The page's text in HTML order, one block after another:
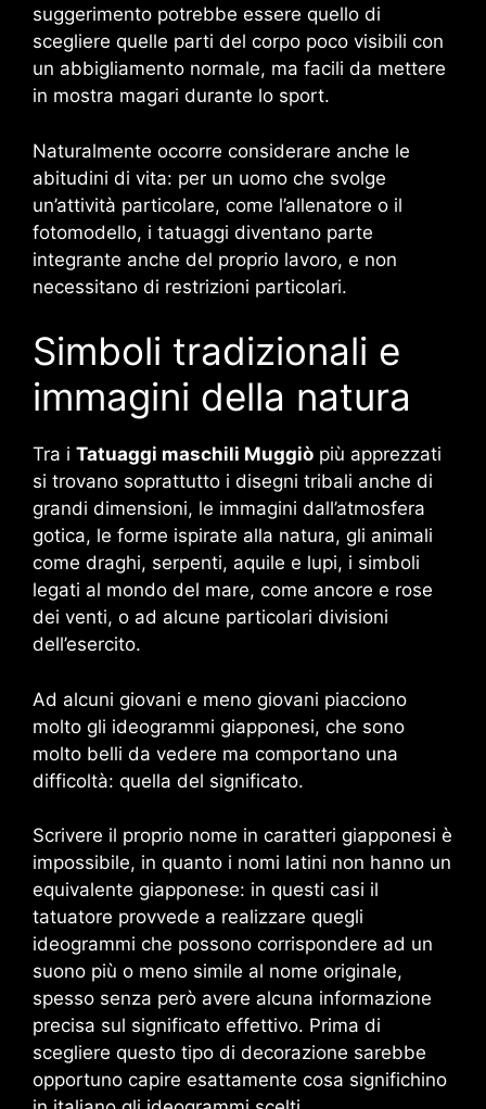
suggerimento potrebbe essere quello di
scegliere quelle parti del corpo poco visibili con
un abbigliamento normale, ma facili da mettere
in mostra magari durante lo sport.
Naturalmente occorre considerare anche le
abitudini di vita: per un uomo che svolge
un’attività particolare, come l’allenatore o il
fotomodello, i tatuaggi diventano parte
integrante anche del proprio lavoro, e non
necessitano di restrizioni particolari.
Simboli tradizionali e
immagini della natura
Tra i Tatuaggi maschili Muggiò più apprezzati
si trovano soprattutto i disegni tribali anche di
grandi dimensioni, le immagini dall’atmosfera
gotica, le forme ispirate alla natura, gli animali
come draghi, serpenti, aquile e lupi, i simboli
legati al mondo del mare, come ancore e rose
dei venti, o ad alcune particolari divisioni
dell’esercito.
Ad alcuni giovani e meno giovani piacciono
molto gli ideogrammi giapponesi, che sono
molto belli da vedere ma comportano una
difficoltà: quella del significato.
Scrivere il proprio nome in caratteri giapponesi è
impossibile, in quanto i nomi latini non hanno un
equivalente giapponese: in questi casi il
tatuatore provvede a realizzare quegli
ideogrammi che possono corrispondere ad un
suono più o meno simile al nome originale,
spesso senza però avere alcuna informazione
precisa sul significato effettivo. Prima di
scegliere questo tipo di decorazione sarebbe
opportuno capire esattamente cosa significhino